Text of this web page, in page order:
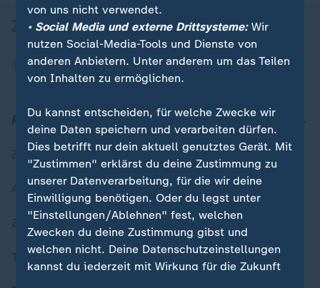
Aktuell bei ZDFheute
Zuletzt veröffentlicht
Aktuelle Sendungs-Videos
ZDFheute Stories
Themen im Überblick
von uns nicht verwendet.
• Social Media und externe Drittsysteme:Wir
nutzen Social-Media-Tools und Dienste von
anderen Anbietern. Unter anderem um das Teilen
von Inhalten zu ermöglichen.
Du kannst entscheiden, für welche Zwecke wir
deine Daten speichern und verarbeiten dürfen.
Dies betrifft nur dein aktuell genutztes Gerät. Mit
"Zustimmen" erklärst du deine Zustimmung zu
unserer Datenverarbeitung, für die wir deine
Einwilligung benötigen. Oder du legst unter
"Einstellungen/Ablehnen" fest, welchen
Zwecken du deine Zustimmung gibst und
welchen nicht. Deine Datenschutzeinstellungen
kannst du jederzeit mit Wirkung für die Zukunft